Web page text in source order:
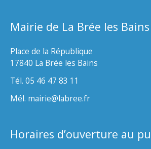
Mairie de La Brée les Bains
Place de la République
17840 La Brée les Bains
Tél. 05 46 47 83 11
Mél. mairie@labree.fr
Horaires d’ouverture au